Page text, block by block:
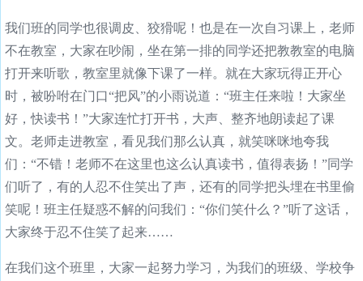
我们班的同学也很调皮、狡猾呢！也是在一次自习课上，老师
不在教室，大家在吵闹，坐在第一排的同学还把教教室的电脑
打开来听歌，教室里就像下课了一样。就在大家玩得正开心
时，被吩咐在门口“把风”的小雨说道：“班主任来啦！大家坐
好，快读书！”大家连忙打开书，大声、整齐地朗读起了课
文。老师走进教室，看见我们那么认真，就笑咪咪地夸我
们：“不错！老师不在这里也这么认真读书，值得表扬！”同学
们听了，有的人忍不住笑出了声，还有的同学把头埋在书里偷
笑呢！班主任疑惑不解的问我们：“你们笑什么？”听了这话，
大家终于忍不住笑了起来……
在我们这个班里，大家一起努力学习，为我们的班级、学校争